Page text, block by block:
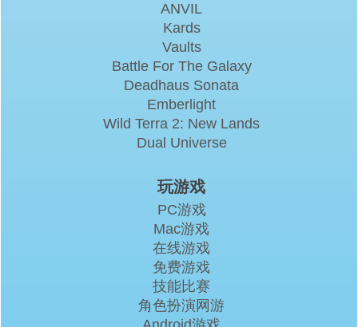
ANVIL
Kards
Vaults
Battle For The Galaxy
Deadhaus Sonata
Emberlight
Wild Terra 2: New Lands
Dual Universe
玩游戏
PC游戏
Mac游戏
在线游戏
免费游戏
技能比赛
角色扮演网游